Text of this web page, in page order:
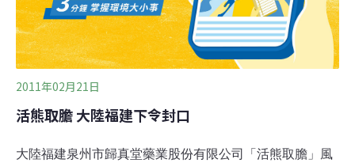
術上世紀80年代由朝鮮發明，很快傳入中國，成為致富之
道。後國家雖啟動了研
2011年02月21日
活熊取膽 大陸福建下令封口
大陸福建泉州市歸真堂藥業股份有限公司「活熊取膽」風